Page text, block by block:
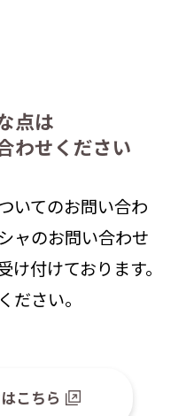
点は
わせください
いてのお問い合わ
ャのお問い合わせ
付けております。
ださい。
こちら